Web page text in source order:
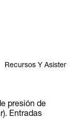
Recursos Y
presión de
Entradas